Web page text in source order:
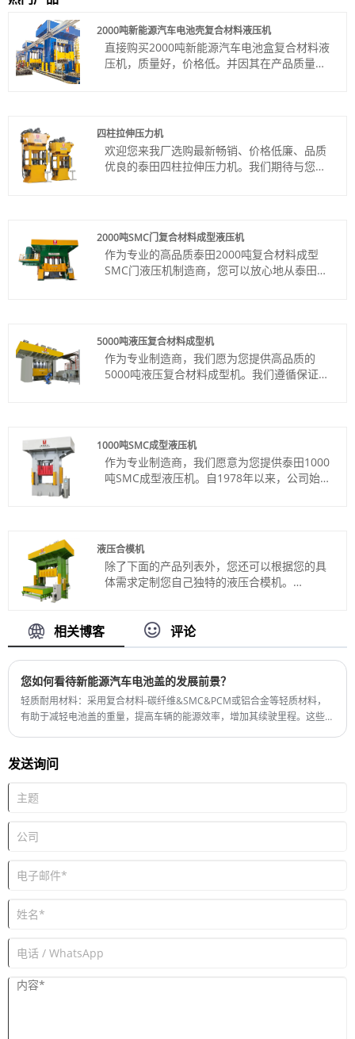
2000吨新能源汽车电池壳复合材料液压机
直接购买2000吨新能源汽车电池盒复合材料液
压机，质量好，价格低。并因其在产品质量和
付款方式：电汇、信用证
产品产地：中国
颜色：按客户要求
Shipping Port: Qingdao,Shanghai
四柱拉伸压力机
欢迎您来我厂选购最新畅销、价格低廉、品质
优良的泰田四柱拉伸压力机。我们期待与您的
产品产地：中国
颜色：按客户要求
Shipping Port: Qingdao,Shanghai
最小订购量：1 套
2000吨SMC门复合材料成型液压机
作为专业的高品质泰田2000吨复合材料成型
SMC门液压机制造商，您可以放心地从泰田工
付款方式：电汇、信用证
产品产地：中国
颜色：按客户要求
Shipping Port: Qingdao,Shanghai
5000吨液压复合材料成型机
作为专业制造商，我们愿为您提供高品质的
5000吨液压复合材料成型机。我们遵循保证质
付款方式：电汇、信用证
产品产地：中国
颜色：按客户要求
Shipping Port: Qingdao,Shanghai
1000吨SMC成型液压机
作为专业制造商，我们愿意为您提供泰田1000
吨SMC成型液压机。自1978年以来，公司始终
货号：TT-LM1000T
付款方式：电汇、信用证
产品产地：中国
颜色：按客户要求
最小订购量：1 套
交货时间：4-5个月
液压合模机
除了下面的产品列表外，您还可以根据您的具
体需求定制您自己独特的液压合模机。
产品产地：中国
颜色：按客户要求
Shipping Port: Qingdao,Shanghai
最小订单：1
交货时间：4-5个月
相关博客 评论
您如何看待新能源汽车电池盖的发展前景？
轻质耐用材料：采用复合材料-碳纤维&SMC&PCM或铝合金等轻质材料，
有助于减轻电池盖的重量，提高车辆的能源效率，增加其续驶里程。这些材
发送询问